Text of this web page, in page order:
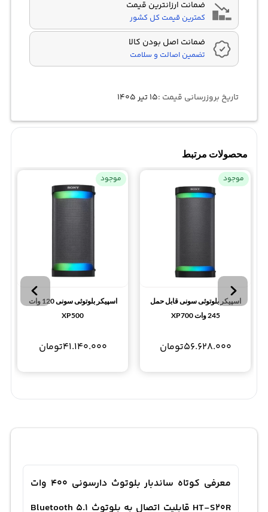
ضمانت ارزانترین قیمت
کمترین قیمت کل کشور
ضمانت اصل بودن کالا
تضمین اصالت و سلامت
تاریخ بروزرسانی قیمت :۱۵ تیر ۱۴۰۵
محصولات مرتبط
موجود
اسپیکر بلوتوثی سونی قابل حمل
245 وات XP700
56.628.000تومان
موجود
اسپیکر بلوتوثی سونی 120 وات
XP500
41.140.000تومان
معرفی کوتاه ساندبار بلوتوث دارسونی 400 وات
HT-S20R قابلیت اتصال به بلوتوث Bluetooth 5.1